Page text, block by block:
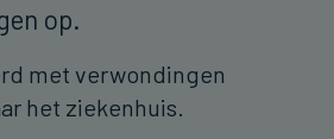
op.
met verwondingen
het ziekenhuis.